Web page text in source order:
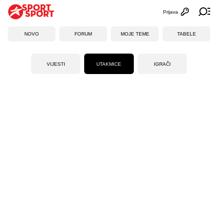
Otvori
Prijava
NOVO FORUM MOJE TEME TABELE
VIJESTI UTAKMICE IGRAČI